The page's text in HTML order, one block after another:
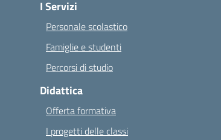
I Servizi
Personale scolastico
Famiglie e studenti
Percorsi di studio
Didattica
Offerta formativa
I progetti delle classi